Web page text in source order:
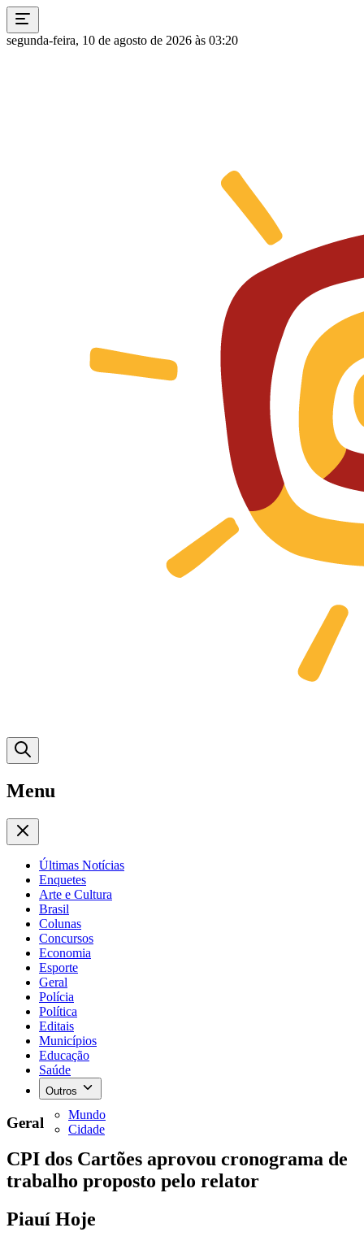
segunda-feira, 10 de agosto de 2026 às 03:20
Menu
Últimas Notícias
Enquetes
Arte e Cultura
Brasil
Colunas
Concursos
Economia
Esporte
Geral
Polícia
Política
Editais
Municípios
Educação
Saúde
Outros
Mundo
Cidade
Geral
CPI dos Cartões aprovou cronograma de
trabalho proposto pelo relator
Piauí Hoje